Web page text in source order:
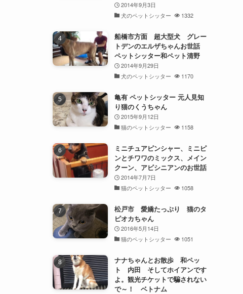
2014年9月3日
犬のペットシッター
1332
船橋市方面 超大型犬 グレー
トデンのエルザちゃんお世話
ペットシッター和ペット清野
2014年9月29日
犬のペットシッター
1170
亀有 ペットシッター 元人見知
り猫のくうちゃん
2015年9月12日
猫のペットシッター
1158
ミニチュアピンシャー、ミニピ
ンとチワワのミックス、メイン
クーン、アビシニアンのお世話
2014年7月7日
猫のペットシッター
1058
松戸市 愛嬌たっぷり 猫のタ
ピオカちゃん
2016年5月14日
猫のペットシッター
1051
ナナちゃんとお散歩 和ペッ
ト 内田 そしてホイアンです
よ。観光チケットで騙されない
で～！ ベトナム